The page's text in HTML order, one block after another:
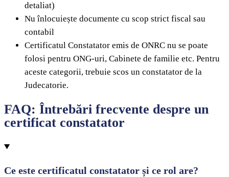
detaliat)
Nu înlocuiește documente cu scop strict fiscal sau
contabil
Certificatul Constatator emis de ONRC nu se poate
folosi pentru ONG-uri, Cabinete de familie etc. Pentru
aceste categorii, trebuie scos un constatator de la
Judecatorie.
FAQ: Întrebări frecvente despre un
certificat constatator
Ce este certificatul constatator și ce rol are?